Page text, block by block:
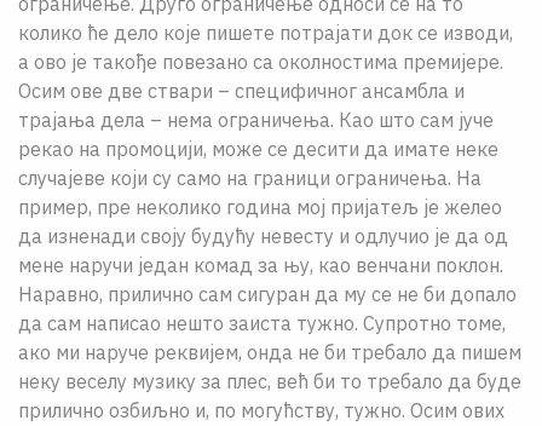
колико ће дело које пишете потрајати док се изводи,
а ово је такође повезано са околностима премијере.
Осим ове две ствари – специфичног ансамбла и
трајања дела – нема ограничења. Као што сам јуче
рекао на промоцији, може се десити да имате неке
случајеве који су само на граници ограничења. На
пример, пре неколико година мој пријатељ је желео
да изненади своју будућу невесту и одлучио је да од
мене наручи један комад за њу, као венчани поклон.
Наравно, прилично сам сигуран да му се не би допало
да сам написао нешто заиста тужно. Супротно томе,
ако ми наручe реквијем, онда не би требало да пишем
неку веселу музику за плес, већ би то требало да буде
прилично озбиљно и, по могућству, тужно. Осим ових